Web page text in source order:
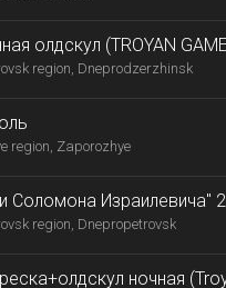
олдскул (TROYAN
region, Dneprodzerzhinsk
region, Zaporozhye
Соломона Израилевича"
region, Dnepropetrovsk
ночная